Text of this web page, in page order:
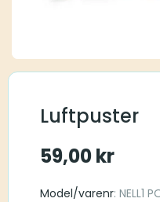
Luftpuster
59,00kr
Model/varenr: NELL1